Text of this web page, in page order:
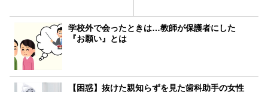
学校外で会ったときは…教師が保護者にした
『お願い』とは
【困惑】抜けた親知らずを見た歯科助手の女性